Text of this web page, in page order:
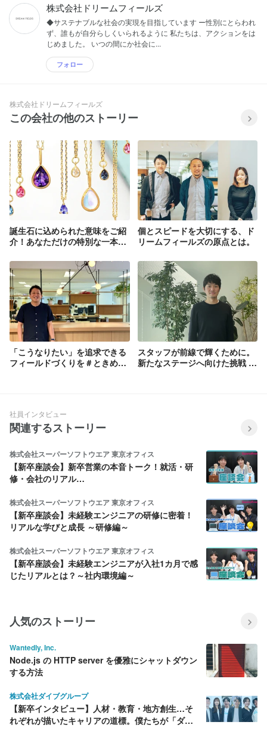
株式会社ドリームフィールズ
◆サステナブルな社会の実現を目指しています ー性別にとらわれ
ず、誰もが自分らしくいられるように 私たちは、アクションをは
じめました。 いつの間にか社会に...
フォロー
株式会社ドリームフィールズ
この会社の他のストーリー
誕生石に込められた意味をご紹
介！あなただけの特別な一本
個とスピードを大切にする、ド
リームフィールズの原点とは。
「こうなりたい」を追求できる
フィールドづくりを＃ときめき
スタッフが前線で輝くために。
新たなステージへ向けた挑戦 #
社員インタビュー
関連するストーリー
株式会社スーパーソフトウエア 東京オフィス
【新卒座談会】新卒営業の本音トーク！就活・研
修・会社のリアル…
株式会社スーパーソフトウエア 東京オフィス
【新卒座談会】未経験エンジニアの研修に密着！
リアルな学びと成長 ～研修編～
株式会社スーパーソフトウエア 東京オフィス
【新卒座談会】未経験エンジニアが入社1カ月で感
じたリアルとは？～社内環境編～
人気のストーリー
Wantedly, Inc.
Node.js の HTTP server を優雅にシャットダウン
する方法
株式会社ダイブグループ
【新卒インタビュー】人材・教育・地方創生…そ
れぞれが描いたキャリアの道標。僕たちが「ダイ